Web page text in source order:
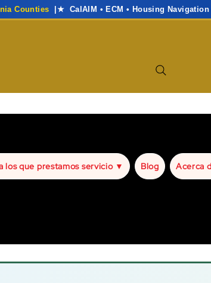
Counties |★ CalAIM • ECM • Housing Navigation
los que prestamos servicio ▼ Blog Acerca